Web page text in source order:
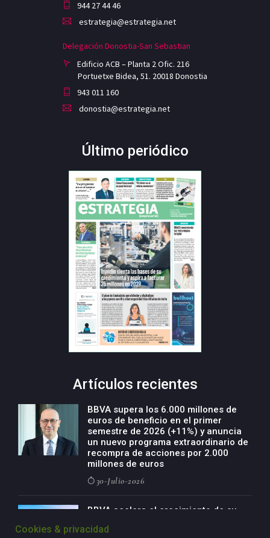
944 27 44 46
estrategia@estrategia.net
Delegación Donostia-San Sebastian
Edificio ACB – Planta 2 Ofic. 216
Portuetxe Bidea, 51. 20018 Donostia
943 011 160
donostia@estrategia.net
Último periódico
Artículos recientes
BBVA supera los 6.000 millones de
euros de beneficio en el primer
semestre de 2026 (+11%) y anuncia
un nuevo programa extraordinario de
recompra de acciones por 2.000
millones de euros
30-Julio-2026
BBVA acelera el crecimiento de su
de especialización presente en siete
Cookies & privacidad